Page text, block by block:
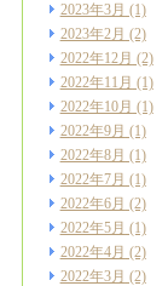
2023年3月 (1)
2023年2月 (2)
2022年12月 (2)
2022年11月 (1)
2022年10月 (1)
2022年9月 (1)
2022年8月 (1)
2022年7月 (1)
2022年6月 (2)
2022年5月 (1)
2022年4月 (2)
2022年3月 (2)